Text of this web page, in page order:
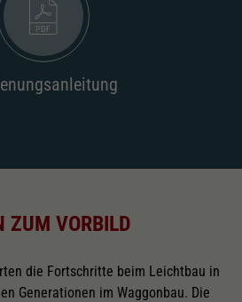
ZUM VORBILD
die Fortschritte beim Leichtbau in
Generationen im Waggonbau. Die